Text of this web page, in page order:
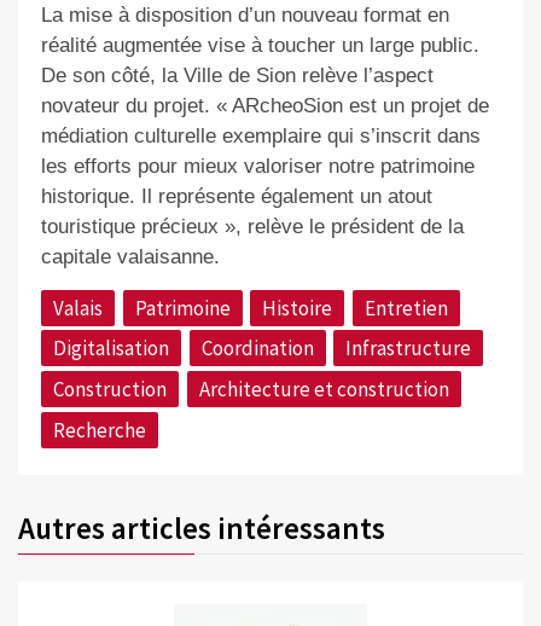
La mise à disposition d’un nouveau format en
réalité augmentée vise à toucher un large public.
De son côté, la Ville de Sion relève l’aspect
novateur du projet. « ARcheoSion est un projet de
médiation culturelle exemplaire qui s’inscrit dans
les efforts pour mieux valoriser notre patrimoine
historique. Il représente également un atout
touristique précieux », relève le président de la
capitale valaisanne.
Valais Patrimoine Histoire
Entretien
Digitalisation
Coordination
Infrastructure
Construction
Architecture et construction
Recherche
Autres articles intéressants